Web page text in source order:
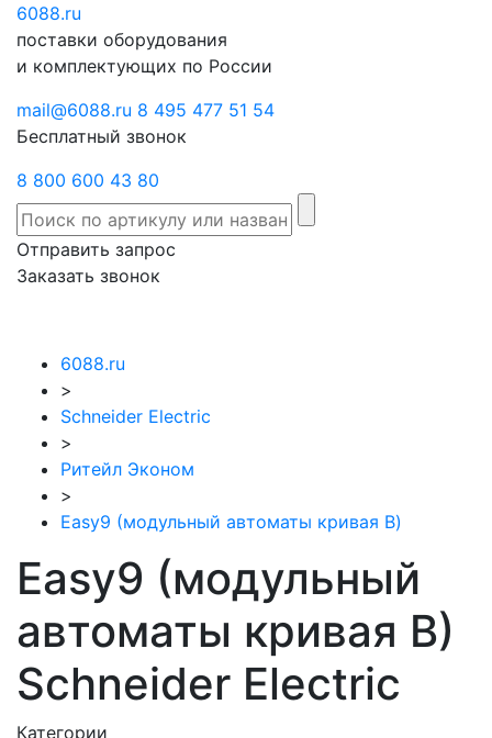
6088.ru
поставки оборудования
и комплектующих по России
mail@6088.ru 8 495 477 51 54
Бесплатный звонок
8 800 600 43 80
Отправить запрос
Заказать звонок
6088.ru
>
Schneider Electric
>
Ритейл Эконом
>
Easy9 (модульный автоматы кривая В)
Easy9 (модульный
автоматы кривая В)
Schneider Electric
Категории
Отправить
запрос
звонок